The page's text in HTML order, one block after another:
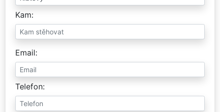
Kam
Email
Telefon